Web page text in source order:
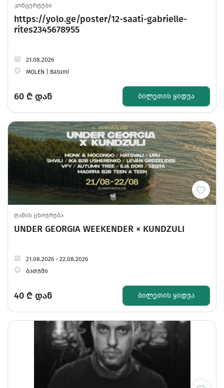
კონცერტები
https://yolo.ge/poster/12-saati-gabrielle-
rites2345678955
21.08.2026
MOLEN | Batumi
60 ₾ დან ᲑᲘᲚᲔᲗᲘᲡ ᲧᲘᲓᲕᲐ
ღამის ცხოვრება
UNDER GEORGIA WEEKENDER × KUNDZULI
21.08.2026 - 22.08.2026
ბათუმი
40 ₾ დან ᲑᲘᲚᲔᲗᲘᲡ ᲧᲘᲓᲕᲐ